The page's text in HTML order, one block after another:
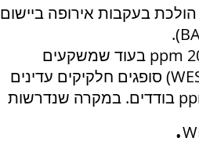
הולכת בעקבות אירופה ביישום
סקרברים יעילים מסוגלים להגיע לרמת חלקיקים וזיהוים של 20 ppm בעוד שמשקעים
אלקטרוסטטיים רטובים (WESP Wet Electrostatic Precipitator) סופגים חלקיקים עדינים
ואירוסולים ומפחיתים אותם עוד יותר עד 90-95%, למספרי ppm בודדים. במקרה שנדרשות
.